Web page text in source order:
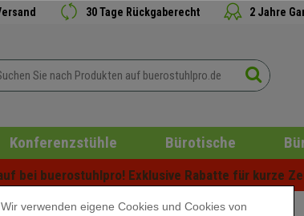
30 Tage Rückgaberecht 2 Jahre
Konferenzstühle Bürotische
bei buerostuhlpro! Exklusive Rabatte für kurze
Wir verwenden eigene Cookies und Cookies von